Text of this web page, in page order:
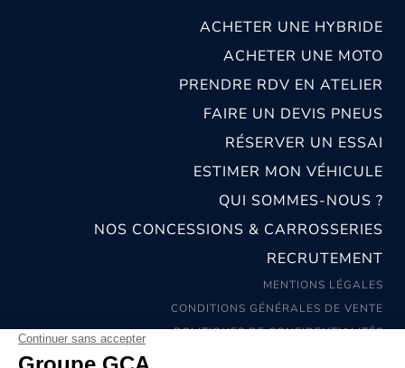
ACHETER UNE HYBRIDE
ACHETER UNE MOTO
PRENDRE RDV EN ATELIER
FAIRE UN DEVIS PNEUS
RÉSERVER UN ESSAI
ESTIMER MON VÉHICULE
QUI SOMMES-NOUS ?
NOS CONCESSIONS & CARROSSERIES
RECRUTEMENT
MENTIONS LÉGALES
CONDITIONS GÉNÉRALES DE VENTE
POLITIQUES DE CONFIDENTIALITÉS